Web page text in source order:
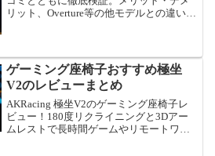
リット、Overture等の他モデルとの違い、
ゲーミング座椅子おすすめ極坐
V2のレビューまとめ
AKRacing 極坐V2のゲーミング座椅子レ
ビュー！180度リクライニングと3Dアー
ムレストで長時間ゲームやリモートワー